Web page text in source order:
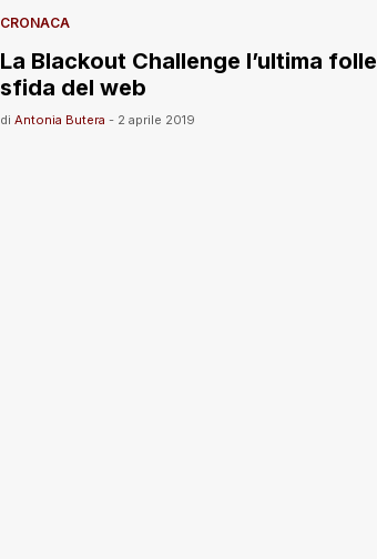
CRONACA
La Blackout Challenge l’ultima folle
sfida del web
di Antonia Butera - 2 aprile 2019